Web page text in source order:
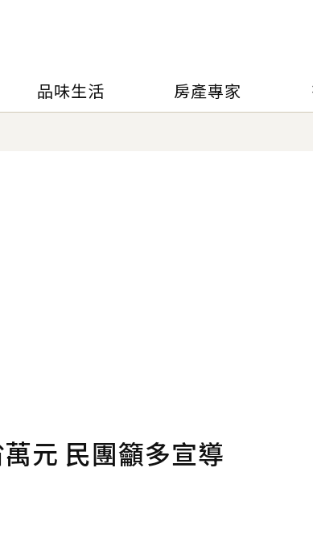
品味生活 房產專家
元 民團籲多宣導